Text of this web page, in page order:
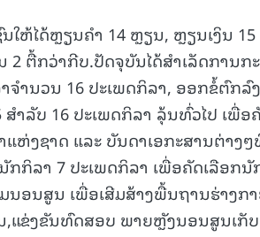
ໃຫ້ໄດ້ຫຼຽນຄໍາ 14 ຫຼຽນ, ຫຼຽນເງິນ
2 ຕື້ກວ່າກີບ.ປັດຈຸບັນໄດ້ສໍາເລັດການ
ຳນວນ 16 ປະເພດກິລາ, ອອກຂໍ້ຕົກລົ
ສຳລັບ 16 ປະເພດກິລາ ລຸ້ນທົ່ວໄປ ເພື່
ຫ່ງຊາດ ແລະ ບັນດາເອກະສານຕ່າງ
ກກິລາ 7 ປະເພດກິລາ ເພື່ອຄັດເລືອ
ນອນສູນ ເພື່ອເສີມສ້າງພື້ນຖານຮ່າງ
,ແຂ່ງຂັນທົດສອບ ພາຍຫຼັງນອນສູນເກັ